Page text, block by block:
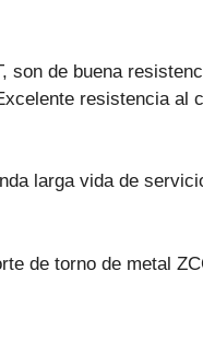
son de buena
resistencia al
larga vida de
de torno de metal